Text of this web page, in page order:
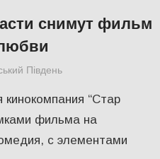
снимут фильм
Південь
кинокомпания “Стар
фильма на
с элементами